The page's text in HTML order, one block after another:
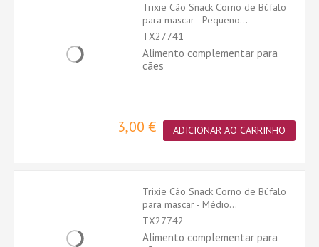
Trixie Cão Snack Corno de Búfalo
para mascar - Pequeno...
TX27741
Alimento complementar para
cães
3,00 € ADICIONAR AO CARRINHO
Trixie Cão Snack Corno de Búfalo
para mascar - Médio...
TX27742
Alimento complementar para